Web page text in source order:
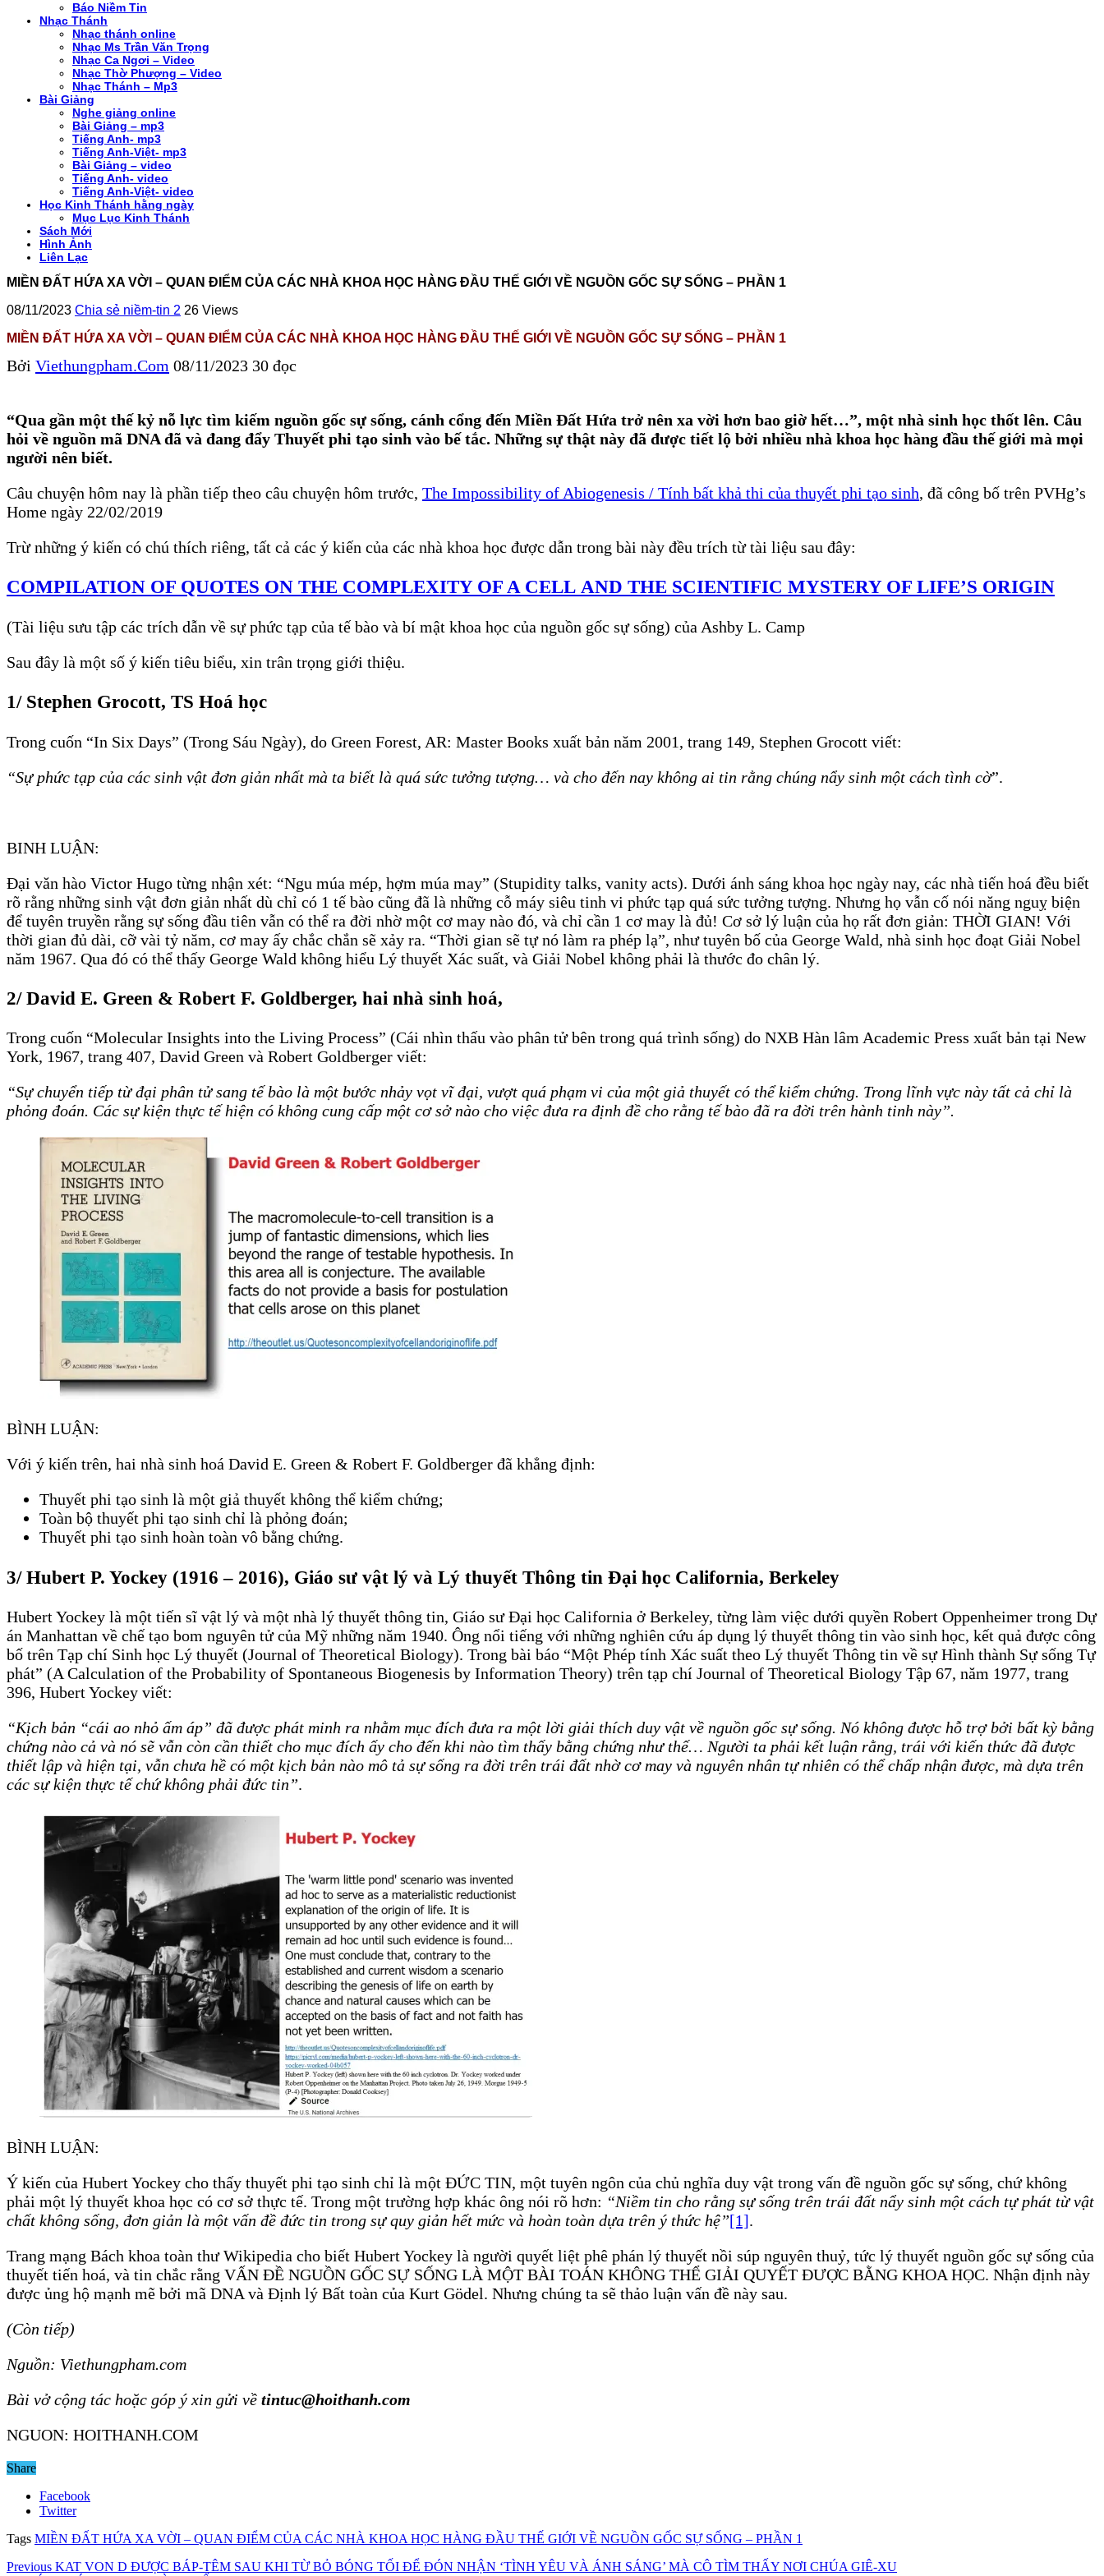
Báo Niềm Tin
Nhạc Thánh
Nhạc thánh online
Nhạc Ms Trần Văn Trọng
Nhạc Ca Ngơi – Video
Nhạc Thờ Phượng – Video
Nhạc Thánh – Mp3
Bài Giảng
Nghe giảng online
Bài Giảng – mp3
Tiếng Anh- mp3
Tiếng Anh-Việt- mp3
Bài Giảng – video
Tiếng Anh- video
Tiếng Anh-Việt- video
Học Kinh Thánh hằng ngày
Mục Lục Kinh Thánh
Sách Mới
Hình Ảnh
Liên Lạc
MIỀN ĐẤT HỨA XA VỜI – QUAN ĐIỂM CỦA CÁC NHÀ KHOA HỌC HÀNG ĐẦU THẾ GIỚI VỀ NGUỒN GỐC SỰ SỐNG – PHẦN 1
08/11/2023 Chia sẻ niềm-tin 2 26 Views
MIỀN ĐẤT HỨA XA VỜI – QUAN ĐIỂM CỦA CÁC NHÀ KHOA HỌC HÀNG ĐẦU THẾ GIỚI VỀ NGUỒN GỐC SỰ SỐNG – PHẦN 1
Bởi Viethungpham.Com 08/11/2023 30 đọc
“Qua gần một thế kỷ nỗ lực tìm kiếm nguồn gốc sự sống, cánh cổng đến Miền Đất Hứa trở nên xa vời hơn bao giờ hết…”, một nhà sinh học thốt lên. Câu
hỏi về nguồn mã DNA đã và đang đẩy Thuyết phi tạo sinh vào bế tắc. Những sự thật này đã được tiết lộ bởi nhiều nhà khoa học hàng đầu thế giới mà mọi
người nên biết.
Câu chuyện hôm nay là phần tiếp theo câu chuyện hôm trước, The Impossibility of Abiogenesis / Tính bất khả thi của thuyết phi tạo sinh, đã công bố trên PVHg’s
Home ngày 22/02/2019
Trừ những ý kiến có chú thích riêng, tất cả các ý kiến của các nhà khoa học được dẫn trong bài này đều trích từ tài liệu sau đây:
COMPILATION OF QUOTES ON THE COMPLEXITY OF A CELL AND THE SCIENTIFIC MYSTERY OF LIFE’S ORIGIN
(Tài liệu sưu tập các trích dẫn về sự phức tạp của tế bào và bí mật khoa học của nguồn gốc sự sống) của Ashby L. Camp
Sau đây là một số ý kiến tiêu biểu, xin trân trọng giới thiệu.
1/ Stephen Grocott, TS Hoá học
Trong cuốn “In Six Days” (Trong Sáu Ngày), do Green Forest, AR: Master Books xuất bản năm 2001, trang 149, Stephen Grocott viết:
“Sự phức tạp của các sinh vật đơn giản nhất mà ta biết là quá sức tưởng tượng… và cho đến nay không ai tin rằng chúng nẩy sinh một cách tình cờ”.
BINH LUẬN:
Đại văn hào Victor Hugo từng nhận xét: “Ngu múa mép, hợm múa may” (Stupidity talks, vanity acts). Dưới ánh sáng khoa học ngày nay, các nhà tiến hoá đều biết
rõ rằng những sinh vật đơn giản nhất dù chỉ có 1 tế bào cũng đã là những cỗ máy siêu tinh vi phức tạp quá sức tưởng tượng. Nhưng họ vẫn cố nói năng nguỵ biện
để tuyên truyền rằng sự sống đầu tiên vẫn có thể ra đời nhờ một cơ may nào đó, và chỉ cần 1 cơ may là đủ! Cơ sở lý luận của họ rất đơn giản: THỜI GIAN! Với
thời gian đủ dài, cỡ vài tỷ năm, cơ may ấy chắc chắn sẽ xảy ra. “Thời gian sẽ tự nó làm ra phép lạ”, như tuyên bố của George Wald, nhà sinh học đoạt Giải Nobel
năm 1967. Qua đó có thể thấy George Wald không hiểu Lý thuyết Xác suất, và Giải Nobel không phải là thước đo chân lý.
2/ David E. Green & Robert F. Goldberger, hai nhà sinh hoá,
Trong cuốn “Molecular Insights into the Living Process” (Cái nhìn thấu vào phân tử bên trong quá trình sống) do NXB Hàn lâm Academic Press xuất bản tại New
York, 1967, trang 407, David Green và Robert Goldberger viết:
“Sự chuyển tiếp từ đại phân tử sang tế bào là một bước nhảy vọt vĩ đại, vượt quá phạm vi của một giả thuyết có thể kiểm chứng. Trong lĩnh vực này tất cả chỉ là
phỏng đoán. Các sự kiện thực tế hiện có không cung cấp một cơ sở nào cho việc đưa ra định đề cho rằng tế bào đã ra đời trên hành tinh này”.
BÌNH LUẬN:
Với ý kiến trên, hai nhà sinh hoá David E. Green & Robert F. Goldberger đã khẳng định:
Thuyết phi tạo sinh là một giả thuyết không thể kiểm chứng;
Toàn bộ thuyết phi tạo sinh chỉ là phỏng đoán;
Thuyết phi tạo sinh hoàn toàn vô bằng chứng.
3/ Hubert P. Yockey (1916 – 2016), Giáo sư vật lý và Lý thuyết Thông tin Đại học California, Berkeley
Hubert Yockey là một tiến sĩ vật lý và một nhà lý thuyết thông tin, Giáo sư Đại học California ở Berkeley, từng làm việc dưới quyền Robert Oppenheimer trong Dự
án Manhattan về chế tạo bom nguyên tử của Mỹ những năm 1940. Ông nổi tiếng với những nghiên cứu áp dụng lý thuyết thông tin vào sinh học, kết quả được công
bố trên Tạp chí Sinh học Lý thuyết (Journal of Theoretical Biology). Trong bài báo “Một Phép tính Xác suất theo Lý thuyết Thông tin về sự Hình thành Sự sống Tự
phát” (A Calculation of the Probability of Spontaneous Biogenesis by Information Theory) trên tạp chí Journal of Theoretical Biology Tập 67, năm 1977, trang
396, Hubert Yockey viết:
“Kịch bản “cái ao nhỏ ấm áp” đã được phát minh ra nhằm mục đích đưa ra một lời giải thích duy vật về nguồn gốc sự sống. Nó không được hỗ trợ bởi bất kỳ bằng
chứng nào cả và nó sẽ vẫn còn cần thiết cho mục đích ấy cho đến khi nào tìm thấy bằng chứng như thế… Người ta phải kết luận rằng, trái với kiến thức đã được
thiết lập và hiện tại, vẫn chưa hề có một kịch bản nào mô tả sự sống ra đời trên trái đất nhờ cơ may và nguyên nhân tự nhiên có thể chấp nhận được, mà dựa trên
các sự kiện thực tế chứ không phải đức tin”.
BÌNH LUẬN:
Ý kiến của Hubert Yockey cho thấy thuyết phi tạo sinh chỉ là một ĐỨC TIN, một tuyên ngôn của chủ nghĩa duy vật trong vấn đề nguồn gốc sự sống, chứ không
phải một lý thuyết khoa học có cơ sở thực tế. Trong một trường hợp khác ông nói rõ hơn: “Niềm tin cho rằng sự sống trên trái đất nẩy sinh một cách tự phát từ vật
chất không sống, đơn giản là một vấn đề đức tin trong sự quy giản hết mức và hoàn toàn dựa trên ý thức hệ”[1].
Trang mạng Bách khoa toàn thư Wikipedia cho biết Hubert Yockey là người quyết liệt phê phán lý thuyết nồi súp nguyên thuỷ, tức lý thuyết nguồn gốc sự sống của
thuyết tiến hoá, và tin chắc rằng VẤN ĐỀ NGUỒN GỐC SỰ SỐNG LÀ MỘT BÀI TOÁN KHÔNG THỂ GIẢI QUYẾT ĐƯỢC BẰNG KHOA HỌC. Nhận định này
được ủng hộ mạnh mẽ bởi mã DNA và Định lý Bất toàn của Kurt Gödel. Nhưng chúng ta sẽ thảo luận vấn đề này sau.
(Còn tiếp)
Nguồn: Viethungpham.com
Bài vở cộng tác hoặc góp ý xin gửi về tintuc@hoithanh.com
NGUON: HOITHANH.COM
Share
Facebook
Twitter
Tags MIỀN ĐẤT HỨA XA VỜI – QUAN ĐIỂM CỦA CÁC NHÀ KHOA HỌC HÀNG ĐẦU THẾ GIỚI VỀ NGUỒN GỐC SỰ SỐNG – PHẦN 1
Previous KAT VON D ĐƯỢC BÁP-TÊM SAU KHI TỪ BỎ BÓNG TỐI ĐỂ ĐÓN NHẬN ‘TÌNH YÊU VÀ ÁNH SÁNG’ MÀ CÔ TÌM THẤY NƠI CHÚA GIÊ-XU